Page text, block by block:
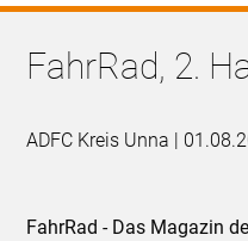
FahrRad, 2.
ADFC Kreis Unna |
FahrRad - Das Magazin